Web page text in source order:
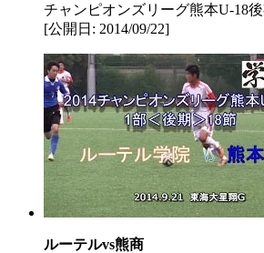
チャンピオンズリーグ熊本U-18
[公開日: 2014/09/22]
ルーテルvs熊商